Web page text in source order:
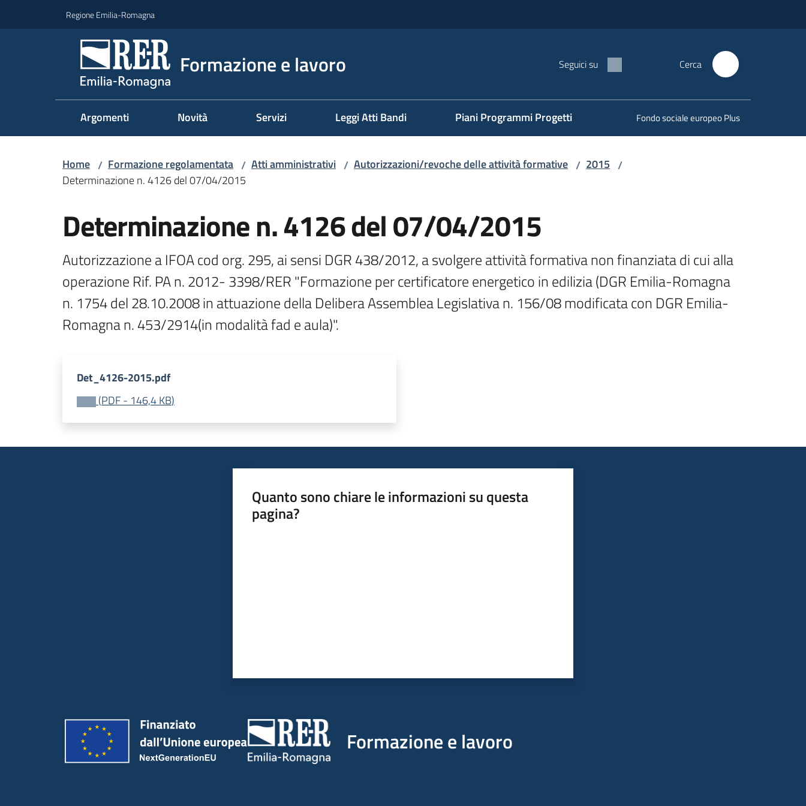
Regione Emilia-Romagna
Formazione e lavoro Seguici su Cerca
Argomenti Novità Servizi Leggi Atti Bandi Piani Programmi Progetti Fondo sociale europeo Plus
Home / Formazione regolamentata / Atti amministrativi / Autorizzazioni/revoche delle attività formative / 2015 /
Determinazione n. 4126 del 07/04/2015
Determinazione n. 4126 del 07/04/2015
Autorizzazione a IFOA cod org. 295, ai sensi DGR 438/2012, a svolgere attività formativa non finanziata di cui alla
operazione Rif. PA n. 2012- 3398/RER "Formazione per certificatore energetico in edilizia (DGR Emilia-Romagna
n. 1754 del 28.10.2008 in attuazione della Delibera Assemblea Legislativa n. 156/08 modificata con DGR Emilia-
Romagna n. 453/2914(in modalità fad e aula)".
Det_4126-2015.pdf
(PDF- 146,4 KB)
Quanto sono chiare le informazioni su questa
pagina?
Formazione e lavoro